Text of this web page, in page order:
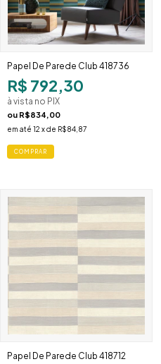
Papel De Parede Club 418736
R$ 792,30
à vista no PIX
ou R$834,00
em até 12 x de R$84,87
Papel De Parede Club 418712